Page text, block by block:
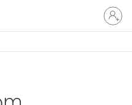
Logg
på
kontoen